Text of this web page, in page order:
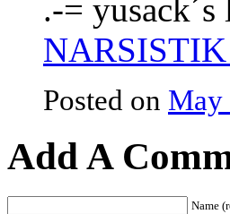
.-=
Posted on May
Add A
Name